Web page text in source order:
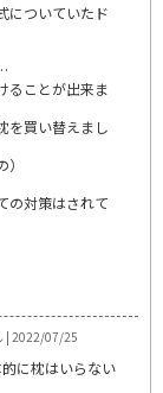
についていたド
ることが出来ま
を買い替えまし
の対策はされて
| 2022/07/25
に枕はいらない